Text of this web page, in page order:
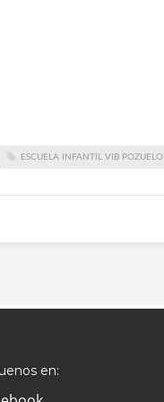
ESCUELA INFANTIL VIB POZUELO
en: